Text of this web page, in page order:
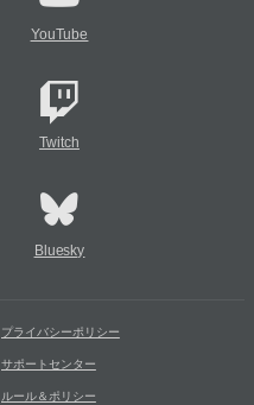
YouTube
Twitch
Bluesky
プライバシーポリシー
サポートセンター
ルール＆ポリシー